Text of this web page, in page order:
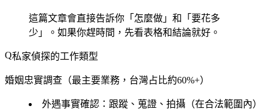
這篇文章會直接告訴你「怎麼做」和「要花多
少」。如果你趕時間，先看表格和結論就好。
私家偵探的工作類型
婚姻忠實調查（最主要業務，台灣占比約60%+）
外遇事實確認：跟蹤、蒐證、拍攝（在合法範圍內）